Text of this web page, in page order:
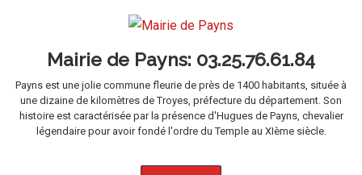
Mairie de Payns
Payns est une jolie commune fleurie de près de 1400 habitants, située à
une dizaine de kilomètres de Troyes, préfecture du département. Son
histoire est caractérisée par la présence d'Hugues de Payns, chevalier
légendaire pour avoir fondé l'ordre du Temple au XIème siècle.